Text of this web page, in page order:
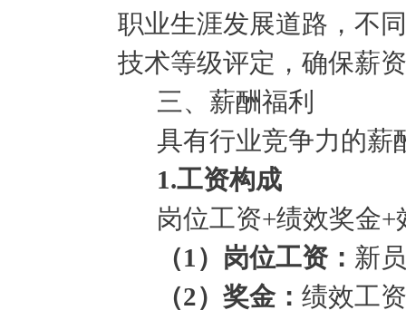
职业生涯发展道路，不
技术等级评定，确保薪
三、薪酬福利
具有行业竞争力的薪
1.工资构成
岗位工资+绩效奖金+
（1） 岗位工资： 新
（2） 奖金： 绩效工